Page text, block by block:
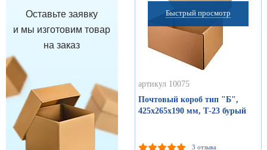
Оставьте заявку
и мы изготовим товар
на заказ
Быстрый просмотр
артикул 10075
Почтовый короб тип "Б",
425х265х190 мм, Т-23 бурый
3 отзыва